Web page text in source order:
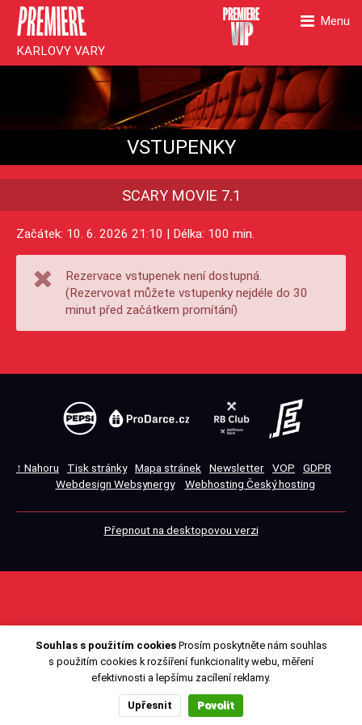
Menu
KARLOVY VARY
VSTUPENKY
SCARY MOVIE 7.1
Začátek: 10. 6. 2026 21:10 | Délka: 100 min.
Rezervace vstupenek není dostupná.
(Rezervovat můžete vstupenky nejdéle do 30
minut před začátkem promítání)
↑ Nahoru Tisk stránky Mapa stránek Newsletter VOP
GDPR
Webdesign Websynergy
Webhosting Český hosting
Přepnout na desktopovou verzi
Souhlas s použitím cookiesProsím poskytněte nám souhlas
s použitím cookies k rozšíření funkcionality webu, měření
efektivnosti a lepšímu zacílení reklamy.
Upřesnit Povolit